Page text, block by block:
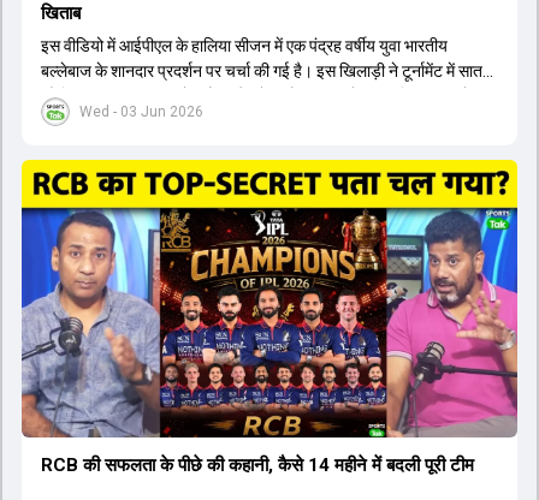
Wed - 03 Jun 2026
खिताब
इस वीडियो में आईपीएल के हालिया सीजन में एक पंद्रह वर्षीय युवा भारतीय
बल्लेबाज के शानदार प्रदर्शन पर चर्चा की गई है। इस खिलाड़ी ने टूर्नामेंट में सात
सौ छिहत्तर रन बनाकर ऑरेंज कैप और मोस्ट वैल्युएबल प्लेयर का खिताब अपने नाम
किया है। वीडियो में बताया गया है कि ऑस्ट्रेलियाई टीम के वर्तमान कप्तान और
ऑस्ट्रेलियाई कप्तान के अनुसार, शुरुआत में लोगों को इस खिलाड़ी के प्रदर्शन पर
संदेह था, लेकिन अब उसने खुद को एक बेहतरीन बल्लेबाज साबित कर दिया है जो
गेंद को बाउंड्री के काफी पार मारने की क्षमता रखता है। वहीं, इंग्लैंड के पूर्व कप्तान
ने कहा कि टूर्नामेंट जीतने वाली टीम के अलावा इस सीजन की सबसे बड़ी बात इस
युवा खिलाड़ी का प्रदर्शन रहा है, जिसे देखने के लिए स्टेडियम में भारी भीड़ उमड़ती
थी। शानदार प्रदर्शन के बाद इस युवा खिलाड़ी को श्रीलंका में होने वाली
त्रिकोणीय सीरीज के लिए इंडिया ए टीम में भी शामिल कर लिया गया है।
RCB की सफलता के पीछे की कहानी, कैसे 14 महीने में बदली पूरी टीम